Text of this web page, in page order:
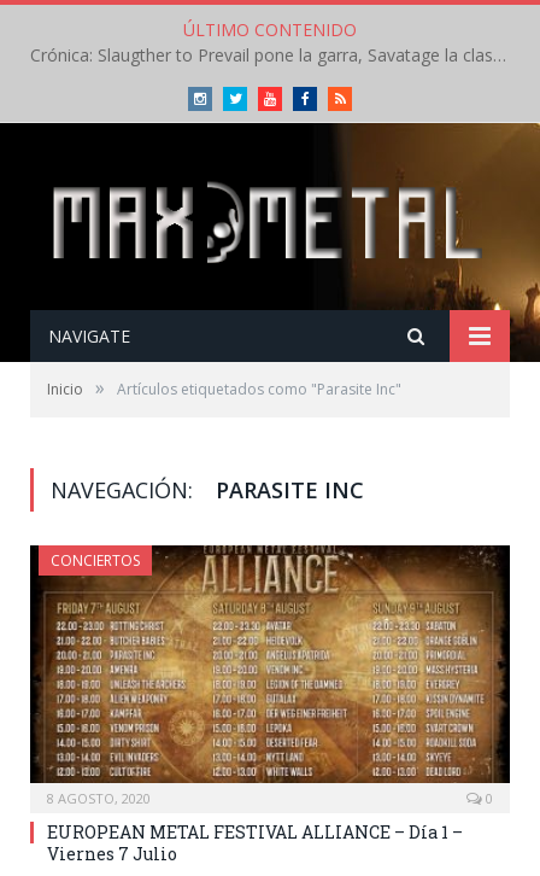
ÚLTIMO CONTENIDO
Crónica: Slaugther to Prevail pone la garra, Savatage la clase en la apertura del Leyendas del Rock – Miércoles – Agosto 2026
InstagramTwitterYoutubeFacebookRSS
NAVIGATE
Inicio » Artículos etiquetados como "Parasite Inc"
NAVEGACIÓN: PARASITE INC
CONCIERTOS
8 AGOSTO, 2020 0
EUROPEAN METAL FESTIVAL ALLIANCE – Día 1 –
Viernes 7 Julio